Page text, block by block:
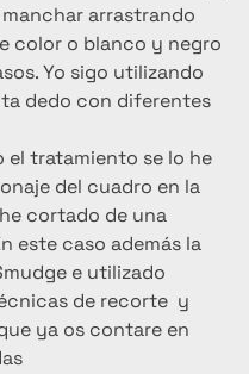
arrastrando
color o blanco y negro
Yo sigo utilizando
dedo con diferentes
el tratamiento se lo he
del cuadro en la
cortado de una
este caso además la
e utilizado
de recorte  y
ya os contare en